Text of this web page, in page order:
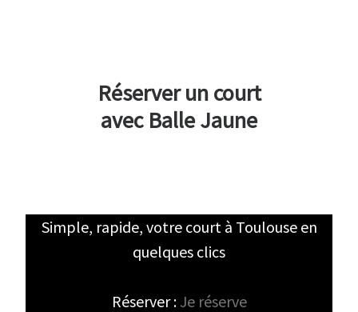
Réserver un court
avec Balle Jaune
Simple, rapide, votre court à Toulouse en
quelques clics
Réserver :Je réserve